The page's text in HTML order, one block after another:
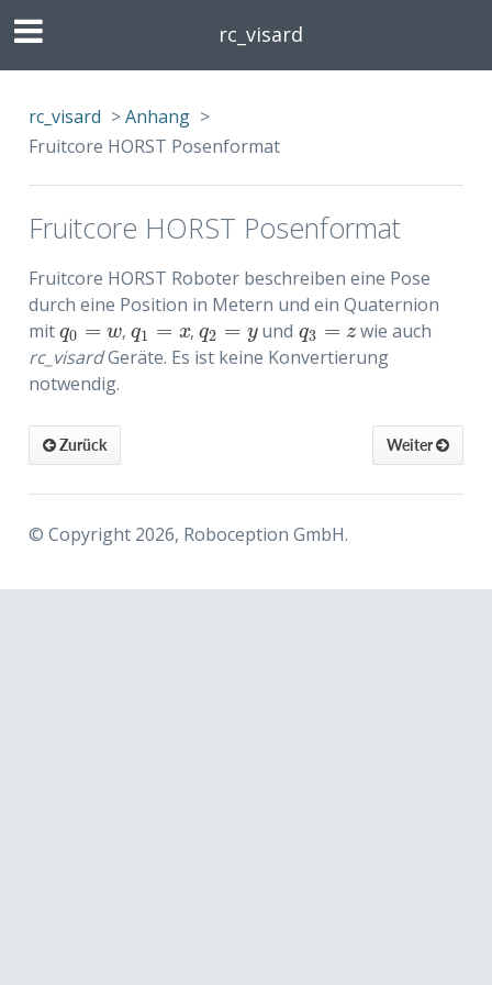
rc_visard
rc_visard >Anhang >
Fruitcore HORST Posenformat
Fruitcore HORST Posenformat
Fruitcore HORST Roboter beschreiben eine Pose
durch eine Position in Metern und ein Quaternion
mit q0 = w
q0 =w ,q1 = x
q1 =x ,q2 = y
q2 =y und q3 = z
q3 =z
wie auch
rc_visardGeräte. Es ist keine Konvertierung
notwendig.
Weiter
Zurück
© Copyright 2026, Roboception GmbH.